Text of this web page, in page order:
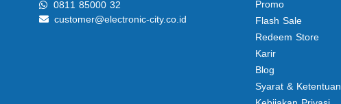
0811 85000 32
customer@electronic-city.co.id
Promo
Flash Sale
Redeem Store
Karir
Blog
Syarat & Ketentuan